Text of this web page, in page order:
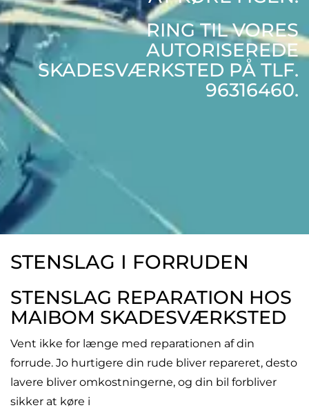
RING TIL VORES
AUTORISEREDE
SKADESVÆRKSTED PÅ TLF.
96316460.
STENSLAG I FORRUDEN
STENSLAG REPARATION HOS
MAIBOM SKADESVÆRKSTED
Vent ikke for længe med reparationen af din
forrude. Jo hurtigere din rude bliver repareret, desto
lavere bliver omkostningerne, og din bil forbliver
sikker at køre i